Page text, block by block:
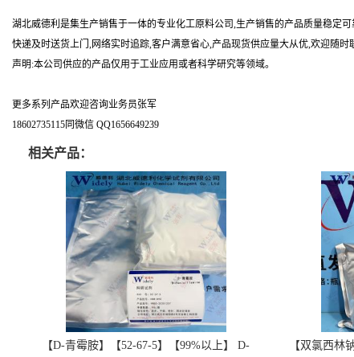
湖北威德利是集生产销售于一体的专业化工原料公司,生产销售的产品质量稳定
快递及时送货上门,网络实时追踪,客户满意省心,产品现货供应量大从优,欢迎随时
声明:本公司供应的产品仅用于工业应用或者科学研究等领域。
更多系列产品欢迎咨询业务员张军
18602735115同微信 QQ1656649239
相关产品：
【D-青霉胺】【52-67-5】【99%以上】 D- 【双氯西林